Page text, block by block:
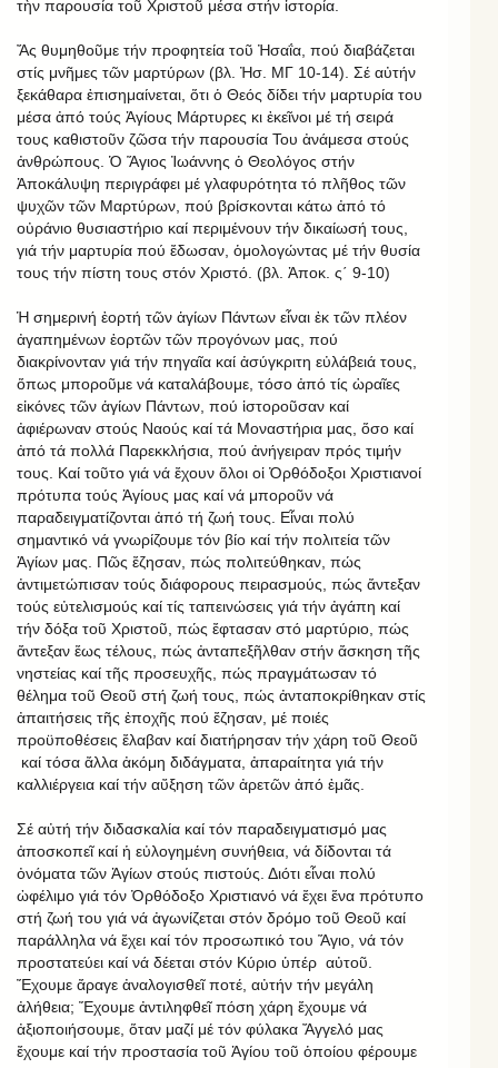
τὴν παρουσία τοῦ Χριστοῦ μέσα στήν ἱστορία.
Ἄς θυμηθοῦμε τήν προφητεία τοῦ Ἠσαΐα, πού διαβάζεται
στίς μνῆμες τῶν μαρτύρων (βλ. Ἠσ. ΜΓ 10-14). Σέ αὐτήν
ξεκάθαρα ἐπισημαίνεται, ὅτι ὁ Θεός δίδει τήν μαρτυρία του
μέσα ἀπό τούς Ἁγίους Μάρτυρες κι ἐκεῖνοι μέ τή σειρά
τους καθιστοῦν ζῶσα τήν παρουσία Του ἀνάμεσα στούς
ἀνθρώπους. Ὁ Ἅγιος Ἰωάννης ὁ Θεολόγος στήν
Ἀποκάλυψη περιγράφει μέ γλαφυρότητα τό πλῆθος τῶν
ψυχῶν τῶν Μαρτύρων, πού βρίσκονται κάτω ἀπό τό
οὐράνιο θυσιαστήριο καί περιμένουν τήν δικαίωσή τους,
γιά τήν μαρτυρία πού ἔδωσαν, ὁμολογώντας μέ τήν θυσία
τους τήν πίστη τους στόν Χριστό. (βλ. Ἀποκ. ς΄ 9-10)
Ἡ σημερινή ἑορτή τῶν ἁγίων Πάντων εἶναι ἐκ τῶν πλέον
ἀγαπημένων ἑορτῶν τῶν προγόνων μας, πού
διακρίνονταν γιά τήν πηγαῖα καί ἀσύγκριτη εὐλάβειά τους,
ὅπως μποροῦμε νά καταλάβουμε, τόσο ἀπό τίς ὡραῖες
εἰκόνες τῶν ἁγίων Πάντων, πού ἱστοροῦσαν καί
ἀφιέρωναν στούς Ναούς καί τά Μοναστήρια μας, ὅσο καί
ἀπό τά πολλά Παρεκκλήσια, πού ἀνήγειραν πρός τιμήν
τους. Καί τοῦτο γιά νά ἔχουν ὅλοι οἱ Ὀρθόδοξοι Χριστιανοί
πρότυπα τούς Ἁγίους μας καί νά μποροῦν νά
παραδειγματίζονται ἀπό τή ζωή τους. Εἶναι πολύ
σημαντικό νά γνωρίζουμε τόν βίο καί τήν πολιτεία τῶν
Ἁγίων μας. Πῶς ἔζησαν, πώς πολιτεύθηκαν, πώς
ἀντιμετώπισαν τούς διάφορους πειρασμούς, πώς ἄντεξαν
τούς εὐτελισμούς καί τίς ταπεινώσεις γιά τήν ἀγάπη καί
τήν δόξα τοῦ Χριστοῦ, πώς ἔφτασαν στό μαρτύριο, πώς
ἄντεξαν ἕως τέλους, πώς ἀνταπεξῆλθαν στήν ἄσκηση τῆς
νηστείας καί τῆς προσευχῆς, πώς πραγμάτωσαν τό
θέλημα τοῦ Θεοῦ στή ζωή τους, πώς ἀνταποκρίθηκαν στίς
ἀπαιτήσεις τῆς ἐποχῆς πού ἔζησαν, μέ ποιές
προϋποθέσεις ἔλαβαν καί διατήρησαν τήν χάρη τοῦ Θεοῦ
καί τόσα ἄλλα ἀκόμη διδάγματα, ἀπαραίτητα γιά τήν
καλλιέργεια καί τήν αὔξηση τῶν ἀρετῶν ἀπό ἐμᾶς.
Σέ αὐτή τήν διδασκαλία καί τόν παραδειγματισμό μας
ἀποσκοπεῖ καί ἡ εὐλογημένη συνήθεια, νά δίδονται τά
ὀνόματα τῶν Ἁγίων στούς πιστούς. Διότι εἶναι πολύ
ὠφέλιμο γιά τόν Ὀρθόδοξο Χριστιανό νά ἔχει ἕνα πρότυπο
στή ζωή του γιά νά ἀγωνίζεται στόν δρόμο τοῦ Θεοῦ καί
παράλληλα νά ἔχει καί τόν προσωπικό του Ἅγιο, νά τόν
προστατεύει καί νά δέεται στόν Κύριο ὑπέρ αὐτοῦ.
Ἔχουμε ἄραγε ἀναλογισθεῖ ποτέ, αὐτήν τήν μεγάλη
ἀλήθεια; Ἔχουμε ἀντιληφθεῖ πόση χάρη ἔχουμε νά
ἀξιοποιήσουμε, ὅταν μαζί μέ τόν φύλακα Ἄγγελό μας
ἔχουμε καί τήν προστασία τοῦ Ἁγίου τοῦ ὁποίου φέρουμε